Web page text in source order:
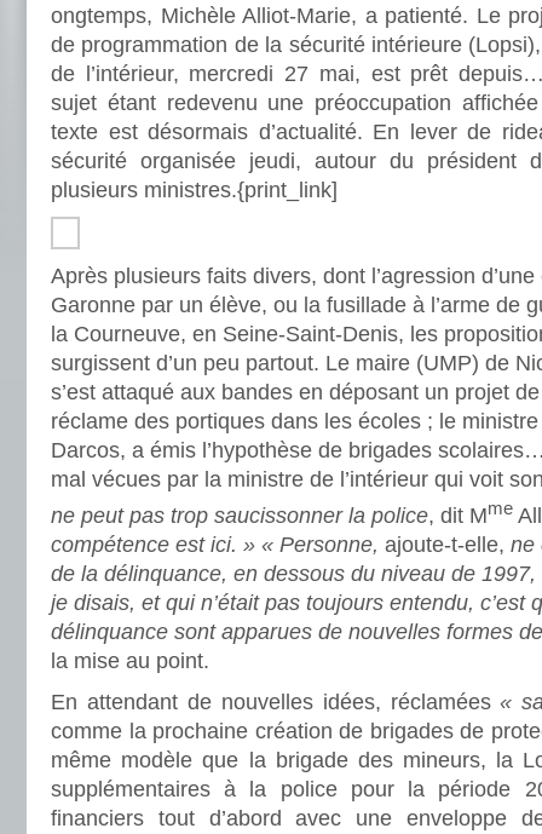
ongtemps, Michèle Alliot-Marie, a patienté. Le
de programmation de la sécurité intérieure
de l’intérieur, mercredi 27 mai, est prêt
sujet étant redevenu une préoccupation
texte est désormais d’actualité. En lever de
sécurité organisée jeudi, autour du président
plusieurs ministres.{print_link]
Après plusieurs faits divers, dont l’agression
Garonne par un élève, ou la fusillade à l’arme de
la Courneuve, en Seine-Saint-Denis, les
surgissent d’un peu partout. Le maire (UMP) de
s’est attaqué aux bandes en déposant un projet
réclame des portiques dans les écoles ; le
Darcos, a émis l’hypothèse de brigades
mal vécues par la ministre de l’intérieur qui voit
ne peut pas trop saucissonner la police, dit Mme
compétence est ici. » « Personne, ajoute-t-elle, ne
de la délinquance, en dessous du niveau de
je disais, et qui n’était pas toujours entendu, c’est
délinquance sont apparues de nouvelles formes
la mise au point.
En attendant de nouvelles idées, réclamées«
comme la prochaine création de brigades de
même modèle que la brigade des mineurs, la
supplémentaires à la police pour la période
financiers tout d’abord avec une enveloppe